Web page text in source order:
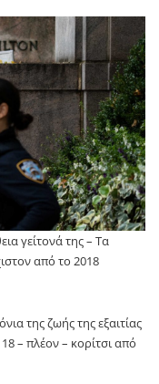
γείτονά της – Τα
από το 2018
της ζωής της εξαιτίας
– πλέον – κορίτσι από